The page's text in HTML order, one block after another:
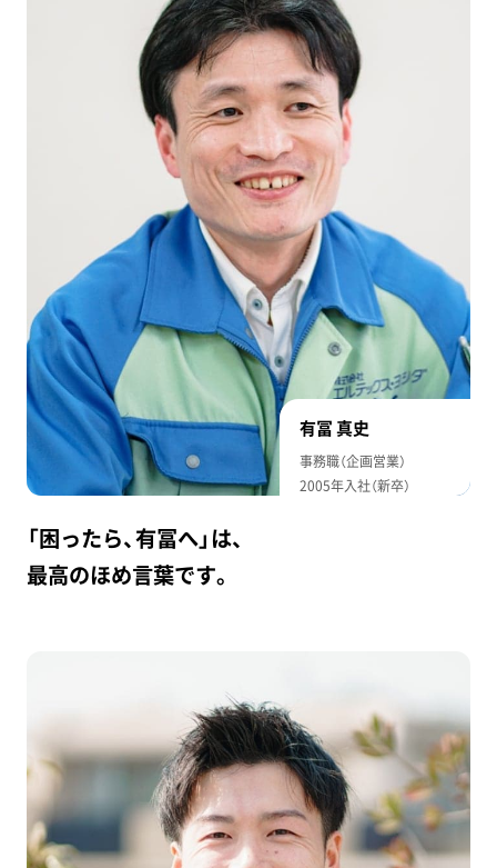
有冨 真史
事務職（企画営業）
2005年入社（新卒）
「困ったら、有冨へ」は、
最高のほめ言葉です。